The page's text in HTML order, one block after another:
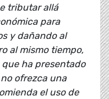
tributar allá
para
y dañando al
al mismo tiempo,
ha presentado
ofrezca una
el uso de